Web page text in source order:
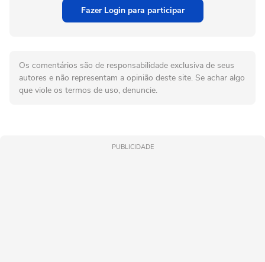
Fazer Login para participar
Os comentários são de responsabilidade exclusiva de seus
autores e não representam a opinião deste site. Se achar algo
que viole os termos de uso, denuncie.
PUBLICIDADE